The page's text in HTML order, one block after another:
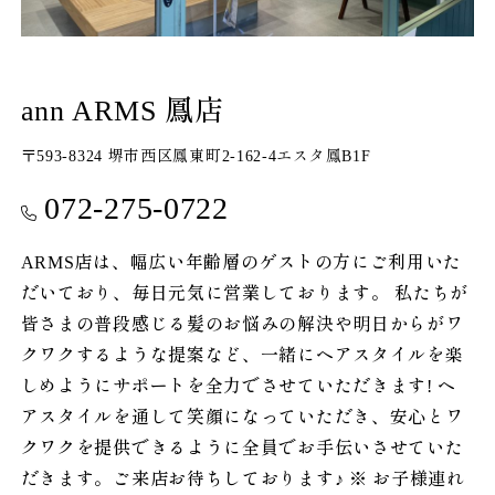
ann ARMS 鳳店
〒593-8324 堺市西区鳳東町2-162-4エスタ鳳B1F
072-275-0722
ARMS店は、幅広い年齢層のゲストの方にご利用いた
だいており、毎日元気に営業しております。 私たちが
皆さまの普段感じる髪のお悩みの解決や明日からがワ
クワクするような提案など、一緒にヘアスタイルを楽
しめようにサポートを全力でさせていただきます! ヘ
アスタイルを通して笑顔になっていただき、安心とワ
クワクを提供できるように全員でお手伝いさせていた
だきます。ご来店お待ちしております♪ ※ お子様連れ